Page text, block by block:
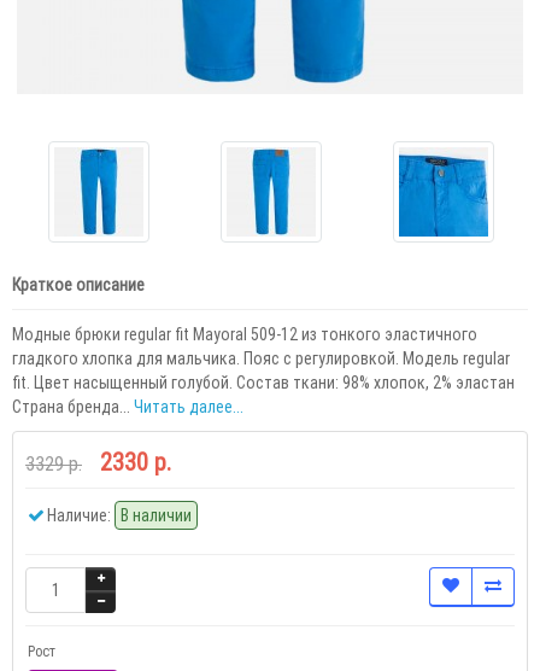
Краткое описание
Модные брюки regular fit Mayoral 509-12 из тонкого эластичного
гладкого хлопка для мальчика. Пояс с регулировкой. Модель regular
fit. Цвет насыщенный голубой. Состав ткани: 98% хлопок, 2% эластан
Страна бренда... Читать далее...
3329 р. 2330 р.
Наличие: В наличии
Рост